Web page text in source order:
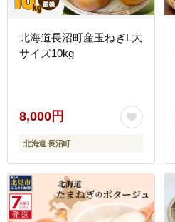
北海道長沼町産玉ねぎL大
サイズ10kg
8,000円
北海道 長沼町